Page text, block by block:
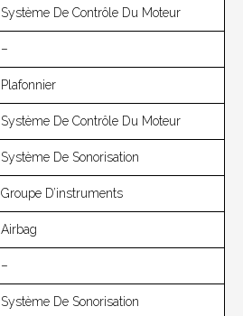
Système De Contrôle Du Moteur
–
Plafonnier
Système De Contrôle Du Moteur
Système De Sonorisation
Groupe D’instruments
Airbag
–
Système De Sonorisation